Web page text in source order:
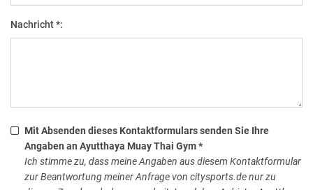
Nachricht *:
Mit Absenden dieses Kontaktformulars senden Sie Ihre
Angaben an Ayutthaya Muay Thai Gym *
Ich stimme zu, dass meine Angaben aus diesem Kontaktformular
zur Beantwortung meiner Anfrage von citysports.de nur zu